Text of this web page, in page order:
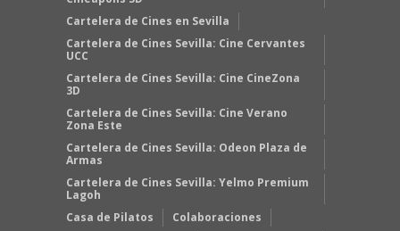
Cartelera de Cines en Sevilla
Cartelera de Cines Sevilla: Cine Cervantes
UCC
Cartelera de Cines Sevilla: Cine CineZona
3D
Cartelera de Cines Sevilla: Cine Verano
Zona Este
Cartelera de Cines Sevilla: Odeon Plaza de
Armas
Cartelera de Cines Sevilla: Yelmo Premium
Lagoh
Casa de Pilatos
Colaboraciones